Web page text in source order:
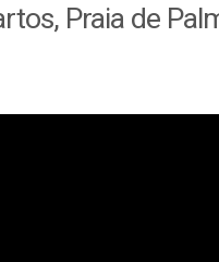
Praia de